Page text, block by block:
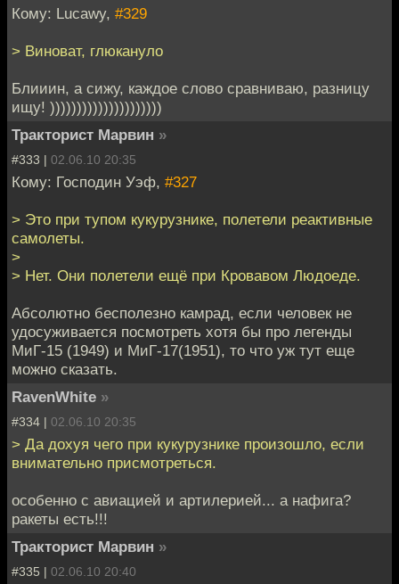
Кому: Lucawy, #329
> Виноват, глюкануло
Блииин, а сижу, каждое слово сравниваю, разницу
ищу! )))))))))))))))))))))
Тракторист Марвин »
#333 | 02.06.10 20:35
Кому: Господин Уэф, #327
> Это при тупом кукурузнике, полетели реактивные
самолеты.
>
> Нет. Они полетели ещё при Кровавом Людоеде.
Абсолютно бесполезно камрад, если человек не
удосуживается посмотреть хотя бы про легенды
МиГ-15 (1949) и МиГ-17(1951), то что уж тут еще
можно сказать.
RavenWhite »
#334 | 02.06.10 20:35
> Да дохуя чего при кукурузнике произошло, если
внимательно присмотреться.
особенно с авиацией и артилерией... а нафига?
ракеты есть!!!
Тракторист Марвин »
#335 | 02.06.10 20:40